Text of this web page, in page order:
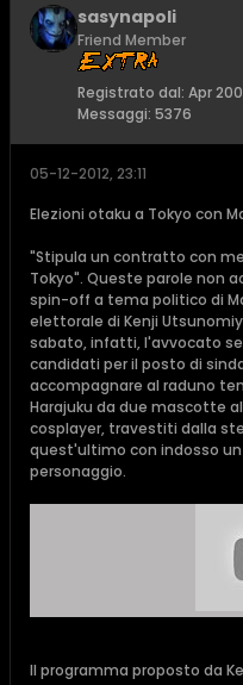
sasynapoli
Friend Member
Registrato dal: Apr
Messaggi: 5376
05-12-2012, 23:11
Elezioni otaku a Tokyo con
"Stipula un contratto con
Tokyo". Queste parole non
spin-off a tema politico di
elettorale di Kenji
sabato, infatti, l'avvocato
candidati per il posto di
accompagnare al raduno
Harajuku da due mascotte
cosplayer, travestiti dalla
quest'ultimo con indosso
personaggio.
Il programma proposto da